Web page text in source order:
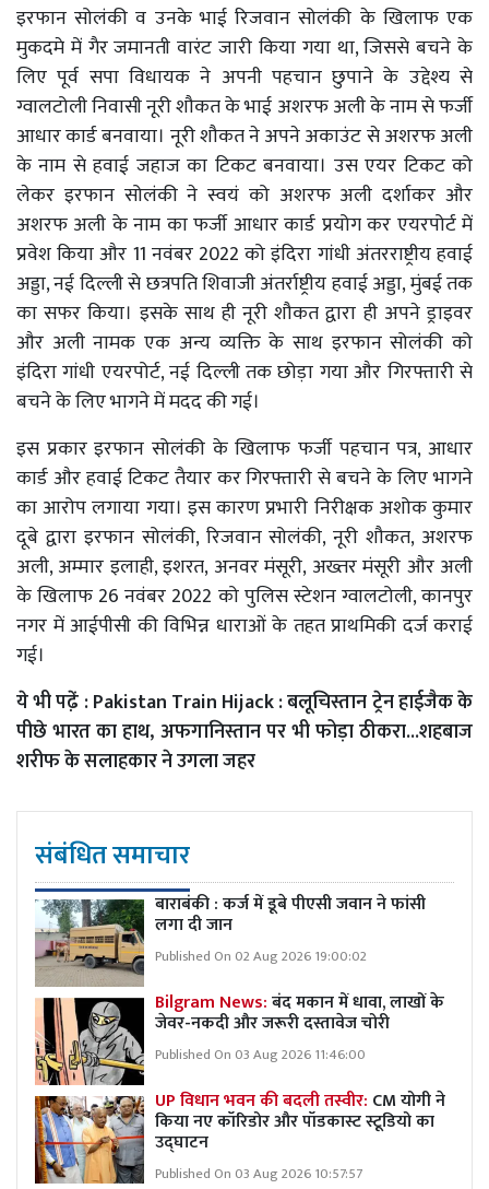
इरफान सोलंकी व उनके भाई रिजवान सोलंकी के खिलाफ एक
मुकदमे में गैर जमानती वारंट जारी किया गया था, जिससे बचने के
लिए पूर्व सपा विधायक ने अपनी पहचान छुपाने के उद्देश्य से
ग्वालटोली निवासी नूरी शौकत के भाई अशरफ अली के नाम से फर्जी
आधार कार्ड बनवाया। नूरी शौकत ने अपने अकाउंट से अशरफ अली
के नाम से हवाई जहाज का टिकट बनवाया। उस एयर टिकट को
लेकर इरफान सोलंकी ने स्वयं को अशरफ अली दर्शाकर और
अशरफ अली के नाम का फर्जी आधार कार्ड प्रयोग कर एयरपोर्ट में
प्रवेश किया और 11 नवंबर 2022 को इंदिरा गांधी अंतरराष्ट्रीय हवाई
अड्डा, नई दिल्ली से छत्रपति शिवाजी अंतर्राष्ट्रीय हवाई अड्डा, मुंबई तक
का सफर किया। इसके साथ ही नूरी शौकत द्वारा ही अपने ड्राइवर
और अली नामक एक अन्य व्यक्ति के साथ इरफान सोलंकी को
इंदिरा गांधी एयरपोर्ट, नई दिल्ली तक छोड़ा गया और गिरफ्तारी से
बचने के लिए भागने में मदद की गई।
इस प्रकार इरफान सोलंकी के खिलाफ फर्जी पहचान पत्र, आधार
कार्ड और हवाई टिकट तैयार कर गिरफ्तारी से बचने के लिए भागने
का आरोप लगाया गया। इस कारण प्रभारी निरीक्षक अशोक कुमार
दूबे द्वारा इरफान सोलंकी, रिजवान सोलंकी, नूरी शौकत, अशरफ
अली, अम्मार इलाही, इशरत, अनवर मंसूरी, अख्तर मंसूरी और अली
के खिलाफ 26 नवंबर 2022 को पुलिस स्टेशन ग्वालटोली, कानपुर
नगर में आईपीसी की विभिन्न धाराओं के तहत प्राथमिकी दर्ज कराई
गई।
ये भी पढे़ं :Pakistan Train Hijack : बलूचिस्तान ट्रेन हाईजैक के
पीछे भारत का हाथ, अफगानिस्तान पर भी फोड़ा ठीकरा...शहबाज
शरीफ के सलाहकार ने उगला जहर
संबंधित समाचार
बाराबंकी : कर्ज में डूबे पीएसी जवान ने फांसी
लगा दी जान
Published On 02 Aug 2026 19:00:02
Bilgram News:बंद मकान में धावा, लाखों के
जेवर-नकदी और जरूरी दस्तावेज चोरी
Published On 03 Aug 2026 11:46:00
UP विधान भवन की बदली तस्वीर: CM योगी ने
किया नए कॉरिडोर और पॉडकास्ट स्टूडियो का
उद्घाटन
Published On 03 Aug 2026 10:57:57